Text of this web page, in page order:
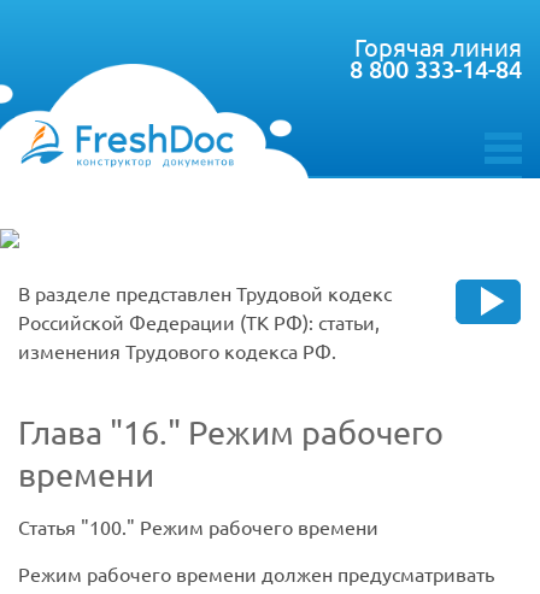
toggle
Горячая линия
8 800 333-14-84
В разделе представлен Трудовой кодекс
Российской Федерации (ТК РФ): статьи,
изменения Трудового кодекса РФ.
Глава 16.
Режим рабочего
времени
Статья 100.
Режим рабочего времени
Режим рабочего времени должен предусматривать